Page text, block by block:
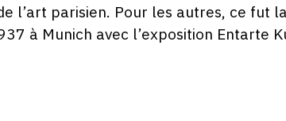
l’art parisien. Pour les autres, ce fut
à Munich avec l’exposition Entarte